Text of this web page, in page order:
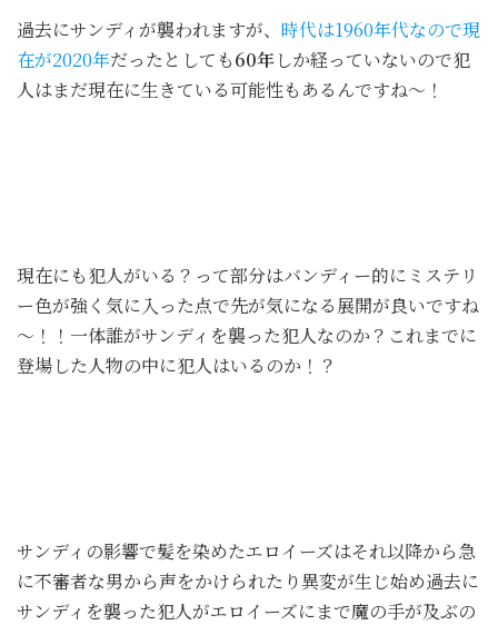
過去にサンディが襲われますが、 時代は1960年代なので現
在が2020年だったとしても60年しか経っていないので犯
人はまだ現在に生きている可能性もあるんですね～！
現在にも犯人がいる？って部分はバンディー的にミステリ
ー色が強く気に入った点で先が気になる展開が良いですね
～！！一体誰がサンディを襲った犯人なのか？これまでに
登場した人物の中に犯人はいるのか！？
サンディの影響で髪を染めたエロイーズはそれ以降から急
に不審者な男から声をかけられたり異変が生じ始め過去に
サンディを襲った犯人がエロイーズにまで魔の手が及ぶの